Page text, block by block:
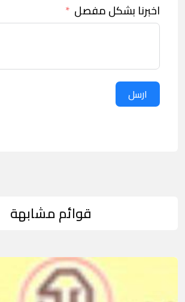
اخبرنا بشكل مفصل
ارسل
قوائم مشابهة